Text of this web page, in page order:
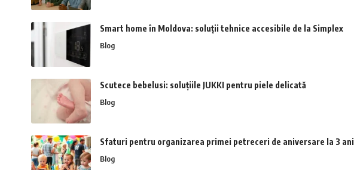
Smart home în Moldova: soluții tehnice accesibile de la Simplex
Blog
Scutece bebelusi: soluțiile JUKKI pentru piele delicată
Blog
Sfaturi pentru organizarea primei petreceri de aniversare la 3 ani
Blog